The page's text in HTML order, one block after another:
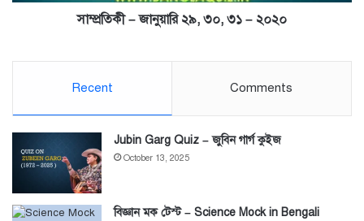
সাম্প্রতিকী – জানুয়ারি ২৯, ৩০, ৩১ – ২০২০
Recent Comments
Jubin Garg Quiz – জুবিন গার্গ কুইজ
October 13, 2025
বিজ্ঞান মক টেস্ট – Science Mock in Bengali